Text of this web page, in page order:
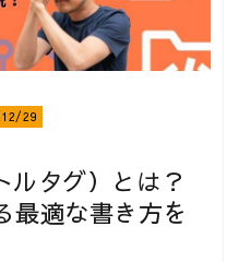
タグ）とは？
最適な書き方を
29